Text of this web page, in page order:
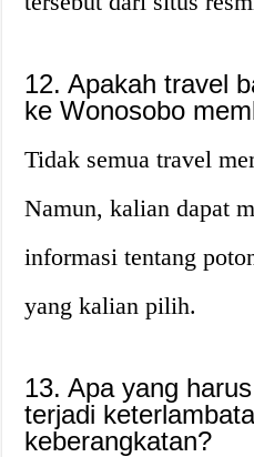
12. Apakah travel
ke Wonosobo
Tidak semua travel
Namun, kalian dapat
informasi tentang
yang kalian pilih.
13. Apa yang
terjadi
keberangkatan?